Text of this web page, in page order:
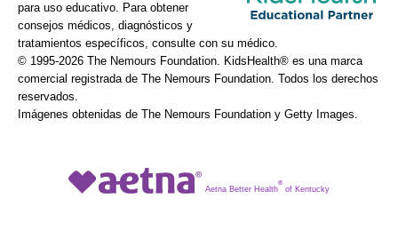
para uso educativo. Para obtener
consejos médicos, diagnósticos y
tratamientos específicos, consulte con su médico.
© 1995-2026 The Nemours Foundation. KidsHealth® es una marca
comercial registrada de The Nemours Foundation. Todos los derechos
reservados.
Imágenes obtenidas de The Nemours Foundation y Getty Images.
Aetna Better Health
®
of Kentucky